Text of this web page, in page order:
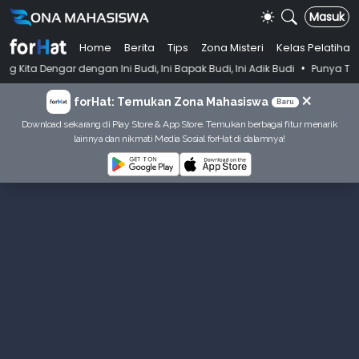
Masuk
Home Berita Tips Zona Misteri
Kelas Pelatihan
Ini Budi, Ini Bapak Budi, Ini Adik Budi • Punya Tujuan Dekatkan
forHat: Temukan Zona Mahasiswa Baru ×
Download sekarang di Play Store & App Store. Temukan berbagai fitur menarik
lainnya dan nikmati Media Sosial forHat di dalamnya!